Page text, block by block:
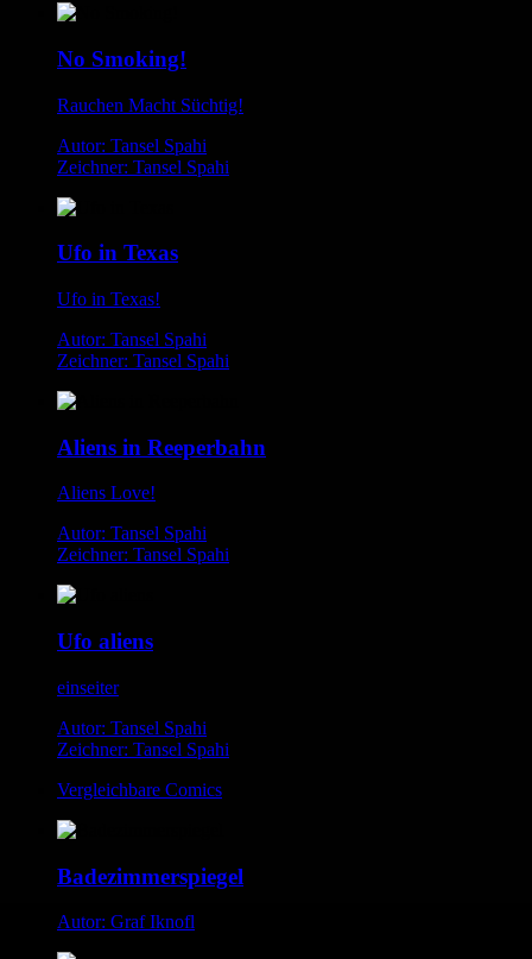
No Smoking!
Rauchen Macht Süchtig!
Autor: Tansel Spahi
Zeichner: Tansel Spahi
Ufo in Texas
Ufo in Texas!
Autor: Tansel Spahi
Zeichner: Tansel Spahi
Aliens in Reeperbahn
Aliens Love!
Autor: Tansel Spahi
Zeichner: Tansel Spahi
Ufo aliens
einseiter
Autor: Tansel Spahi
Zeichner: Tansel Spahi
Vergleichbare Comics
Badezimmerspiegel
Autor: Graf Iknofl